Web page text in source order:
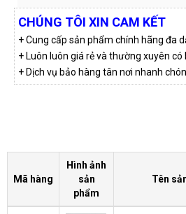
CHÚNG TÔI XIN CAM KẾT
+ Cung cấp sản phẩm chính hãng đa
+ Luôn luôn giá rẻ và thường xuyên
+ Dịch vụ bảo hàng tân nơi nhanh
Mã hàng
Hình ảnh
sản
phẩm
Tên